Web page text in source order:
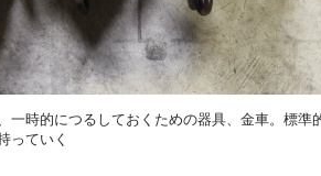
一時的につるしておくための器具、金車。標
っていく